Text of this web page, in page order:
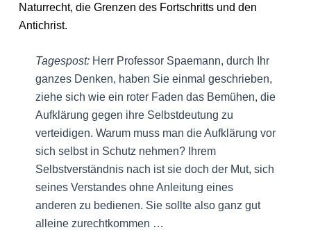
Naturrecht, die Grenzen des Fortschritts und den
Antichrist.
Tagespost:Herr Professor Spaemann, durch Ihr
ganzes Denken, haben Sie einmal geschrieben,
ziehe sich wie ein roter Faden das Bemühen, die
Aufklärung gegen ihre Selbstdeutung zu
verteidigen. Warum muss man die Aufklärung vor
sich selbst in Schutz nehmen? Ihrem
Selbstverständnis nach ist sie doch der Mut, sich
seines Verstandes ohne Anleitung eines
anderen zu bedienen. Sie sollte also ganz gut
alleine zurechtkommen …